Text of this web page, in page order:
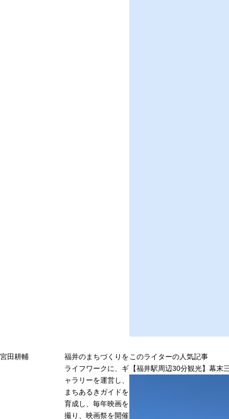
宮田耕輔
福井のまちづくりを
ライフワークに、ギ
ャラリーを運営し、
まちあるきガイドを
育成し、毎年映画を
撮り、映画祭を開催
このライターの人気記事
【福井駅周辺30分観光】幕末